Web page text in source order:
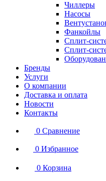
Чиллеры
Насосы
Фанкойлы
Сплит-
Сплит-
Бренды
Услуги
О компании
Доставка и оплата
Новости
Контакты
0 Сравнение
0 Избранное
0 Корзина